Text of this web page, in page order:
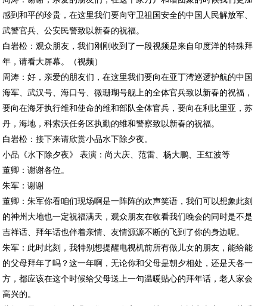
感到和平的珍贵，在这里我们要向守卫祖国安全的中国人民解放军、
武警官兵、公安民警致以新春的祝福。
白岩松：观众朋友，我们刚刚收到了一段视频是来自印度洋的特殊拜
年，请看大屏幕。（视频）
周涛：好，亲爱的朋友们，在这里我们要向在亚丁湾巡逻护航的中国
海军、武汉号、海口号、微珊瑚号舰上的全体官兵致以新春的祝福，
要向在海牙执行维和使命的维和部队全体官兵，要向在利比里亚，苏
丹，海地，科索沃任务区执勤的维和警察致以新春的祝福。
白岩松：接下来请欣赏小品水下除夕夜。
小品《水下除夕夜》 表演：尚大庆、范雷、杨大鹏、王红波等
董卿：谢谢各位。
朱军：谢谢
董卿：朱军你看咱们现场啊是一阵阵的欢声笑语，我们可以想象此刻
的神州大地也一定祝福满天，观众朋友在收看我们晚会的同时是不是
吉祥话、拜年话也伴着亲情、友情源源不断的飞到了你的身边呢。
朱军：此时此刻，我特别想提醒电视机前所有做儿女的朋友，能给能
的父母拜年了吗？这一年啊，无论你和父母是朝夕相处，还是天各一
方，都应该在这个时候给父母送上一句温暖贴心的拜年话，老人家会
高兴的。